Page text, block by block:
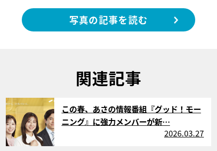
写真の記事を読む
関連記事
サムネイル
この春、あさの情報番組『グッド！モー
ニング』に強力メンバーが新…
2026.03.27